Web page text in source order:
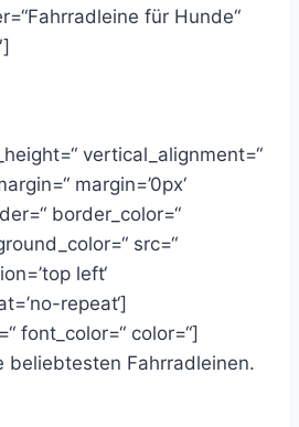
für Hunde“
vertical_alignment=“
margin=’0px‘
border_color=“
src=“
left‘
repeat‘]
font_color=“ color=“]
beliebtesten Fahrradleinen.